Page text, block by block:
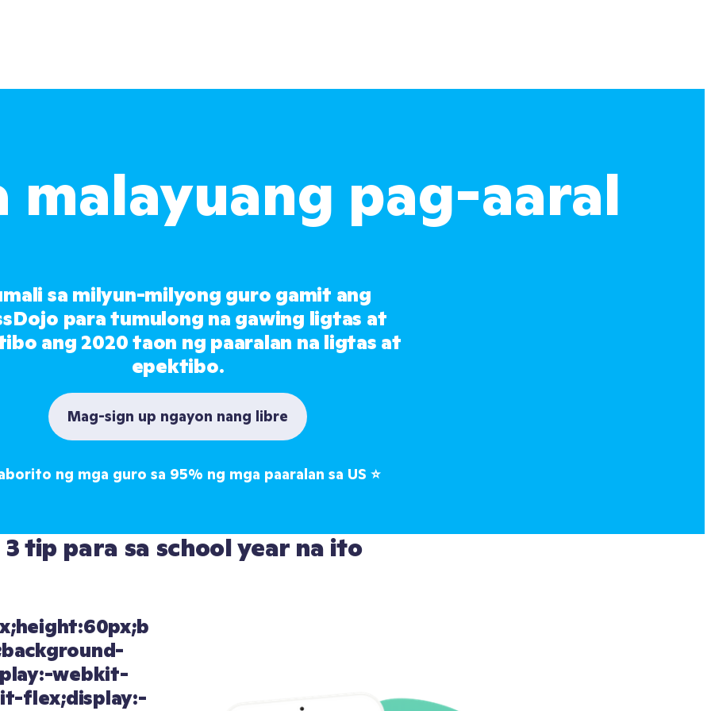
malayuang pag-aaral
sa milyun-milyong guro gamit ang
para tumulong na gawing ligtas at
ang 2020 taon ng paaralan na ligtas at
epektibo.
Mag-sign up ngayon nang libre
ng mga guro sa 95% ng mga paaralan sa US ⭐
3 tip para sa school year na ito